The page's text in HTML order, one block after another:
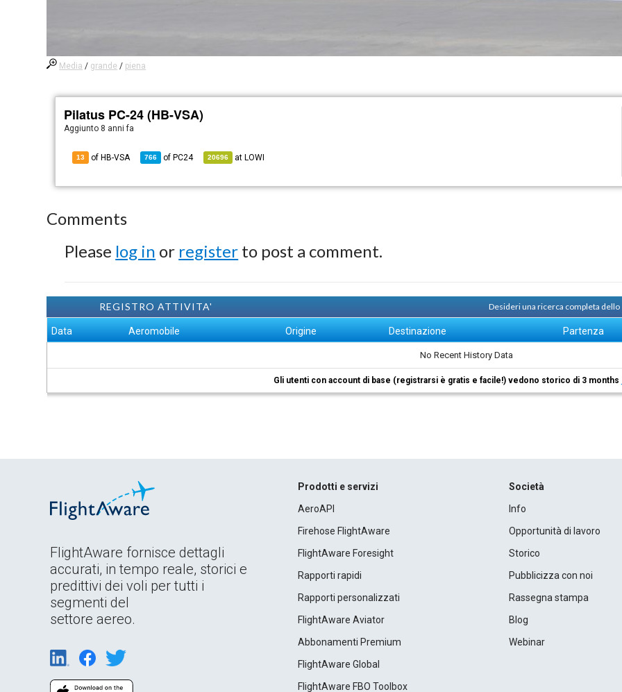
Media / grande / piena
Pilatus PC-24 (HB-VSA)
Aggiunto 8 anni fa
13 of HB-VSA 766 of PC24 20696 at LOWI
Comments
Please log in or register to post a comment.
REGISTRO ATTIVITA' Desideri una ricerca completa dello
Data Aeromobile Origine Destinazione Partenza
No Recent History Data
Gli utenti con account di base (registrarsi è gratis e facile!) vedono storico di 3 months
FlightAware fornisce dettagli
accurati, in tempo reale, storici e
predittivi dei voli per tutti i
segmenti del
settore aereo.
Prodotti e servizi
AeroAPI
Firehose FlightAware
FlightAware Foresight
Rapporti rapidi
Rapporti personalizzati
FlightAware Aviator
Abbonamenti Premium
FlightAware Global
FlightAware FBO Toolbox
Società
Info
Opportunità di lavoro
Storico
Pubblicizza con noi
Rassegna stampa
Blog
Webinar